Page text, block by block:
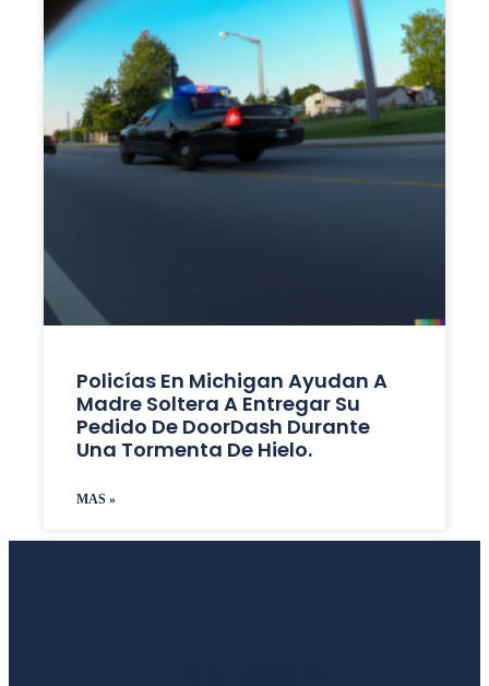
Policías En Michigan Ayudan A
Madre Soltera A Entregar Su
Pedido De DoorDash Durante
Una Tormenta De Hielo.
MAS »